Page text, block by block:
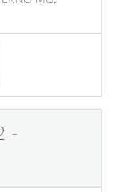
-